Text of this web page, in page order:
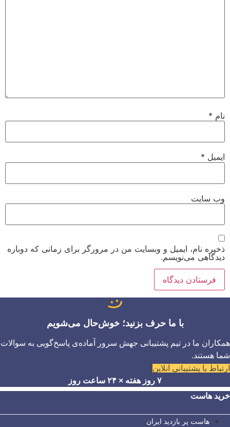
نام *
ایمیل *
وب‌ سایت
ذخیره نام، ایمیل و وبسایت من در مرورگر برای زمانی که دوباره
دیدگاهی می‌نویسم.
با ما حرف بزنید؛ خوش‌حال می‌شویم
همکاران ما در تیم پشتیبانی جهش سرور آماده‌ی پاسخ‌گویی به سوالات
شما هستند.
ارتباط با پشتیبانی آنلاین
۷ روز هفته × ۲۴ ساعت روز
خرید هاست
هاست پر بازدید ایران